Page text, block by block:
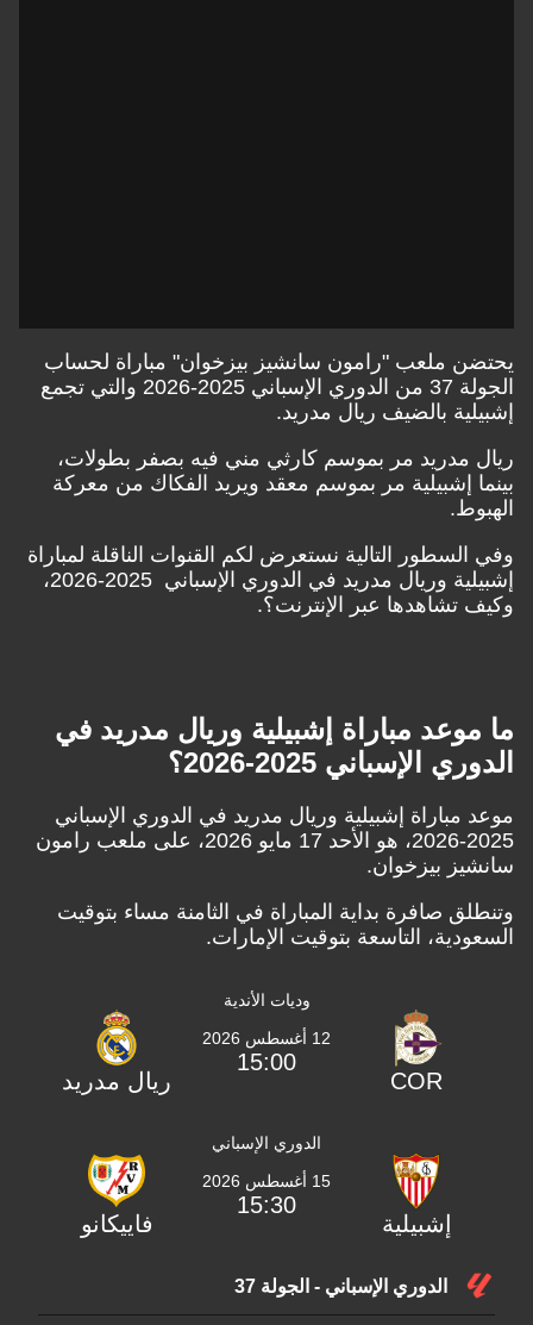
يحتضن ملعب "رامون سانشيز بيزخوان" مباراة لحساب
الجولة 37 من الدوري الإسباني 2025-2026 والتي تجمع
إشبيلية بالضيف ريال مدريد.
ريال مدريد مر بموسم كارثي مني فيه بصفر بطولات،
بينما إشبيلية مر بموسم معقد ويريد الفكاك من معركة
الهبوط.
وفي السطور التالية نستعرض لكم القنوات الناقلة لمباراة
إشبيلية وريال مدريد في الدوري الإسباني 2025-2026،
وكيف تشاهدها عبر الإنترنت؟.
ما موعد مباراة إشبيلية وريال مدريد في
الدوري الإسباني 2025-2026؟
موعد مباراة إشبيلية وريال مدريد في الدوري الإسباني
2025-2026، هو الأحد 17 مايو 2026، على ملعب رامون
سانشيز بيزخوان.
وتنطلق صافرة بداية المباراة في الثامنة مساء بتوقيت
السعودية، التاسعة بتوقيت الإمارات.
وديات الأندية
COR
12 أغسطس 2026
15:00
ريال مدريد
الدوري الإسباني
إشبيلية
15 أغسطس 2026
15:30
فاييكانو
الدوري الإسباني - الجولة 37